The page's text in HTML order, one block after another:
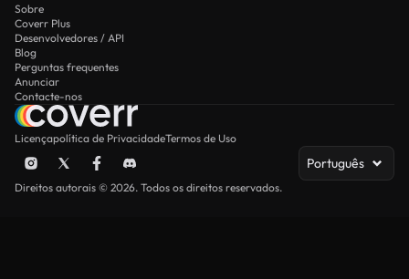
Sobre
Coverr Plus
Desenvolvedores / API
Blog
Perguntas frequentes
Anunciar
Contacte-nos
Licençapolítica de PrivacidadeTermos de Uso
Português
Direitos autorais © 2026. Todos os direitos reservados.